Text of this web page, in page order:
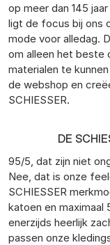
op meer dan 145
ligt de focus bij ons
mode voor alledag.
om alleen het
materialen te
de webshop en
SCHIESSER.
DE
95/5, dat zijn niet
Nee, dat is onze
SCHIESSER
katoen en maximaal
enerzijds heerlijk
passen onze